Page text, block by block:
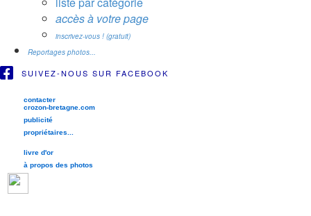
accès à votre page
inscrivez-vous ! (gratuit)
Reportages photos...
SUIVEZ-NOUS SUR FACEBOOK
contacter
crozon-bretagne.com
publicité
propriétaires...
livre d'or
à propos des photos